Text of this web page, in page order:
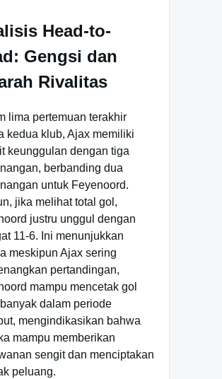
Head-to-
Gengsi dan
Rivalitas
lima pertemuan terakhir
kedua klub, Ajax memiliki
keunggulan dengan tiga
berbanding dua
untuk Feyenoord.
jika melihat total gol,
justru unggul dengan
11-6. Ini menunjukkan
meskipun Ajax sering
pertandingan,
mampu mencetak gol
dalam periode
mengindikasikan bahwa
mampu memberikan
sengit dan menciptakan
peluang.